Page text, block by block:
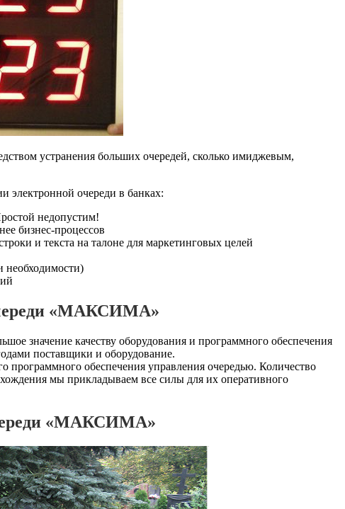
устранения больших очередей, сколько имиджевым,
электронной очереди в банках:
недопустим!
бизнес-процессов
и текста на талоне для маркетинговых целей
необходимости)
«МАКСИМА»
значение качеству оборудования и программного обеспечения
поставщики и оборудование.
программного обеспечения управления очередью. Количество
мы прикладываем все силы для их оперативного
«МАКСИМА»